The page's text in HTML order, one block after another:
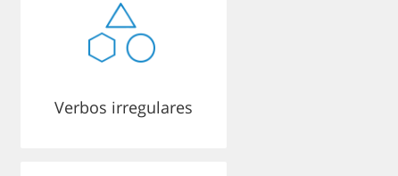
Verbos irregulares